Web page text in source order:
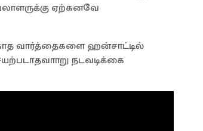
ஏற்கனவே
தகாத வார்த்தைகளை ஹன்சாட்டில்
நடவடிக்கை